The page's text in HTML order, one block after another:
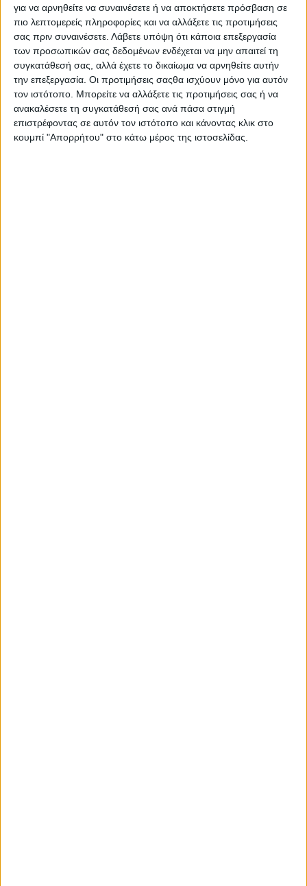
για να αρνηθείτε να συναινέσετε ή να αποκτήσετε πρόσβαση σε
πιο λεπτομερείς πληροφορίες και να αλλάξετε τις προτιμήσεις
σας πριν συναινέσετε. Λάβετε υπόψη ότι κάποια επεξεργασία
των προσωπικών σας δεδομένων ενδέχεται να μην απαιτεί τη
συγκατάθεσή σας, αλλά έχετε το δικαίωμα να αρνηθείτε αυτήν
την επεξεργασία. Οι προτιμήσεις σαςθα ισχύουν μόνο για αυτόν
τον ιστότοπο. Μπορείτε να αλλάξετε τις προτιμήσεις σας ή να
ανακαλέσετε τη συγκατάθεσή σας ανά πάσα στιγμή
επιστρέφοντας σε αυτόν τον ιστότοπο και κάνοντας κλικ στο
κουμπί "Απορρήτου" στο κάτω μέρος της ιστοσελίδας.
Share
Share Post Email Print